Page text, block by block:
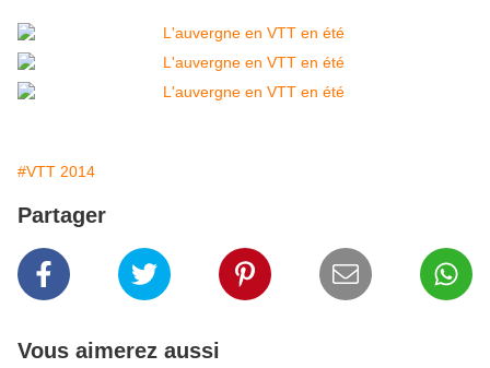
#VTT 2014
Partager
Vous aimerez aussi